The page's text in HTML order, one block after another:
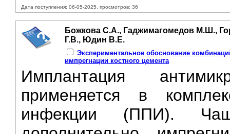
Дата поступления: 06-05-2025, просмотров: 36
Божкова С.А., Гаджимагомедов М.Ш.,
Г.В., Юдин В.Е.
Экспериментальное обоснование
импрегнации костного цемента
Имплантация
применяется в
инфекции (ППИ).